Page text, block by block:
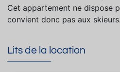
Cet appartement ne dispose
convient donc pas aux skieurs.
Lits de la location